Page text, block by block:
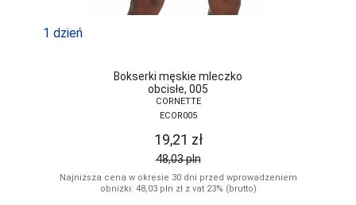
1 dzień
Bokserki męskie mleczko
obcisłe, 005
CORNETTE
ECOR005
19,21 zł
48,03pln
Najniższa cena w okresie 30 dni przed wprowadzeniem
obniżki: 48,03 pln zł z vat 23% (brutto)